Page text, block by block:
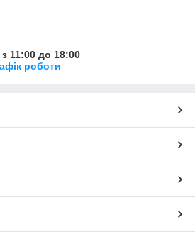
11:00 до 18:00
роботи